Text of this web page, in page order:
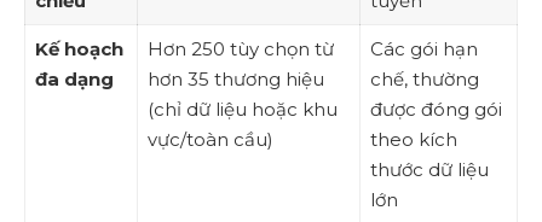
Kế hoạch
đa dạng
Hơn 250 tùy chọn từ
hơn 35 thương hiệu
(chỉ dữ liệu hoặc khu
vực/toàn cầu)
Các gói hạn
chế, thường
được đóng gói
theo kích
thước dữ liệu
lớn